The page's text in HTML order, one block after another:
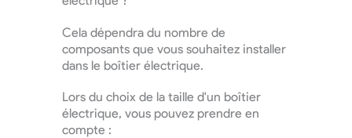
Cela dépendra du nombre de
composants que vous souhaitez installer
dans le boîtier électrique.
Lors du choix de la taille d'un boîtier
électrique, vous pouvez prendre en
compte :